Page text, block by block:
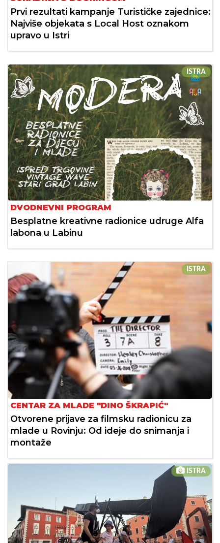
Prvi rezultati kampanje Turističke zajednice:
Najviše objekata s Local Host oznakom
upravo u Istri
ISTRA
DVODNEVNI PROGRAM
Besplatne kreativne radionice udruge Alfa
labona u Labinu
ISTRA
CENTAR ZA MLADE "DINO ŠKRAPIĆ"
Otvorene prijave za filmsku radionicu za
mlade u Rovinju: Od ideje do snimanja i
montaže
ISTRA